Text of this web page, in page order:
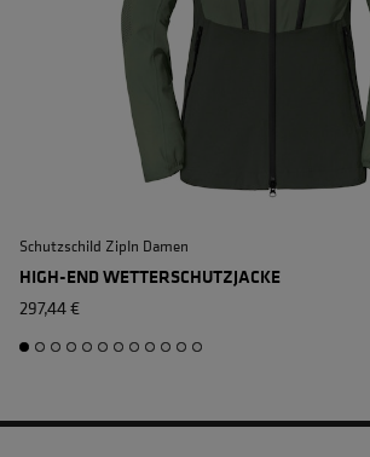
DIN EN 343 KLASSE 4/4/X
Schutzschild ZipIn Damen
HIGH-END WETTERSCHUTZJACKE
297,44 €